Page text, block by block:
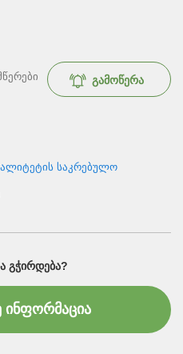
გამოწერა
საკრებულო
ᲒᲭᲘᲠᲓᲔᲑᲐ?
ინფორმაცია